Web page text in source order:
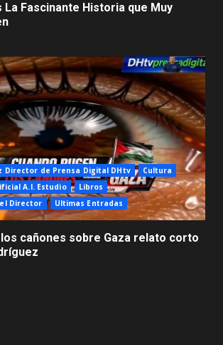
La Fascinante Historia que Muy
Director de Prensa Digital DHtv
Cultura
A.I. Estudio
Libros
Director
Ultimas Entradas
cañones sobre Gaza relato corto